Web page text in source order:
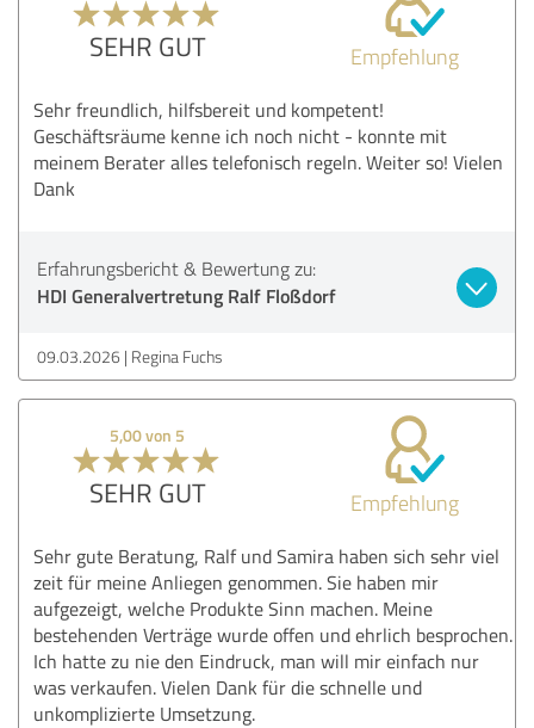
SEHR GUT Empfehlung
Sehr freundlich, hilfsbereit und kompetent!
Geschäftsräume kenne ich noch nicht - konnte mit
meinem Berater alles telefonisch regeln. Weiter so! Vielen
Dank
Erfahrungsbericht & Bewertung zu:
HDI Generalvertretung Ralf Floßdorf
09.03.2026 Regina Fuchs
5,00 von 5
SEHR GUT Empfehlung
Sehr gute Beratung, Ralf und Samira haben sich sehr viel
zeit für meine Anliegen genommen. Sie haben mir
aufgezeigt, welche Produkte Sinn machen. Meine
bestehenden Verträge wurde offen und ehrlich besprochen.
Ich hatte zu nie den Eindruck, man will mir einfach nur
was verkaufen. Vielen Dank für die schnelle und
unkomplizierte Umsetzung.